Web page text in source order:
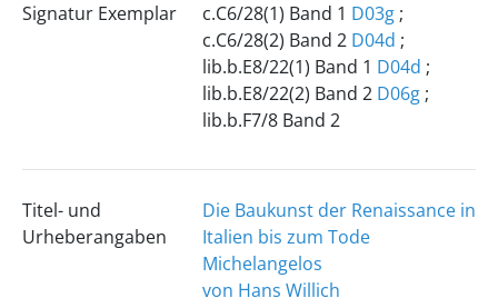
Signatur Exemplar
c.C6/28(1) Band 1 D03g;
c.C6/28(2) Band 2 D04d ;
lib.b.E8/22(1) Band 1 D04d ;
lib.b.E8/22(2) Band 2 D06g;
lib.b.F7/8 Band 2
Titel- und
Urheberangaben
Die Baukunst der Renaissance in
Italien bis zum Tode
Michelangelos
von Hans Willich